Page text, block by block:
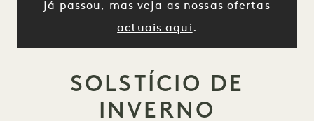
já passou, mas veja as nossas ofertas
actuais aqui .
SOLSTÍCIO DE
INVERNO